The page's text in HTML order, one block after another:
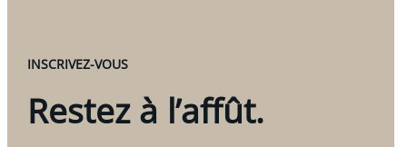
INSCRIVEZ-VOUS
Restez à l’affût.